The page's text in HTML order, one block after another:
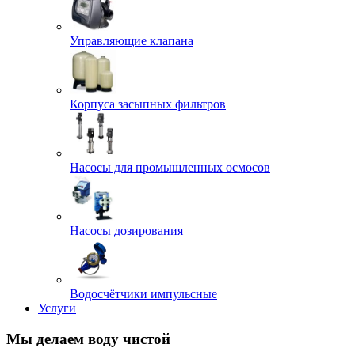
Управляющие клапана
Корпуса засыпных фильтров
Насосы для промышленных осмосов
Насосы дозирования
Водосчётчики импульсные
Услуги
Мы делаем воду чистой